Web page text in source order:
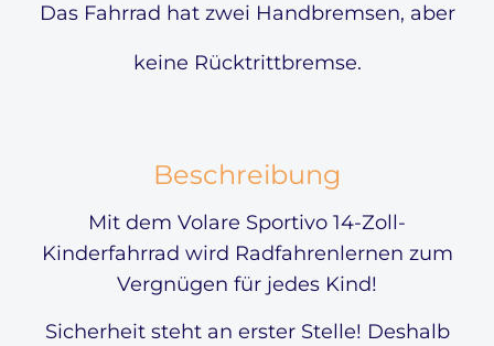
Das Fahrrad hat zwei Handbremsen, aber
keine Rücktrittbremse.
Beschreibung
Mit dem Volare Sportivo 14-Zoll-
Kinderfahrrad wird Radfahrenlernen zum
Vergnügen für jedes Kind!
Sicherheit steht an erster Stelle! Deshalb